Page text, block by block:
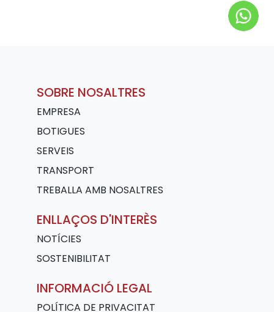
SOBRE NOSALTRES
EMPRESA
BOTIGUES
SERVEIS
TRANSPORT
TREBALLA AMB NOSALTRES
ENLLAÇOS D'INTERÈS
NOTÍCIES
SOSTENIBILITAT
INFORMACIÓ LEGAL
POLÍTICA DE PRIVACITAT